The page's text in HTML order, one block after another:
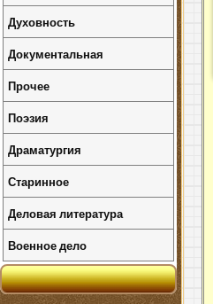
Духовность
Документальная
Прочее
Поэзия
Драматургия
Старинное
Деловая литература
Военное дело